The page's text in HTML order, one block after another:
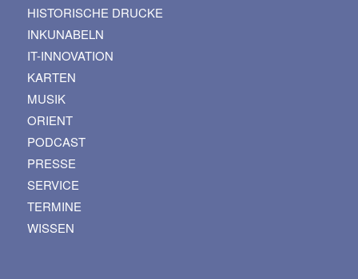
HISTORISCHE DRUCKE
INKUNABELN
IT-INNOVATION
KARTEN
MUSIK
ORIENT
PODCAST
PRESSE
SERVICE
TERMINE
WISSEN